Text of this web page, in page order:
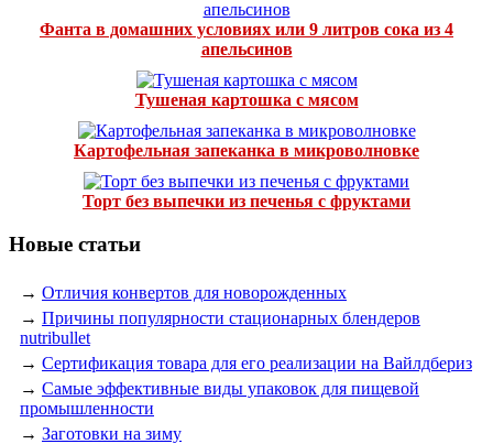
Фанта в домашних условиях или 9 литров сока из 4
апельсинов
Тушеная картошка с мясом
Картофельная запеканка в микроволновке
Торт без выпечки из печенья с фруктами
Новые статьи
→ Отличия конвертов для новорожденных
→ Причины популярности стационарных блендеров
nutribullet
→ Сертификация товара для его реализации на Вайлдбериз
→ Самые эффективные виды упаковок для пищевой
промышленности
→ Заготовки на зиму